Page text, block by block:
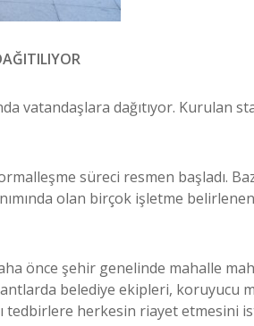
vatandaşlara dağıtıyor. Kurulan
süreci resmen başladı.
olan birçok işletme
önce şehir genelinde mahalle
belediye ekipleri, koruyucu
tedbirlere herkesin riayet etmesini